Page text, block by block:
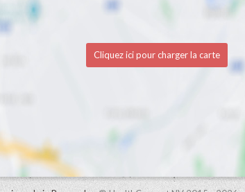
Cliquez ici pour charger la carte